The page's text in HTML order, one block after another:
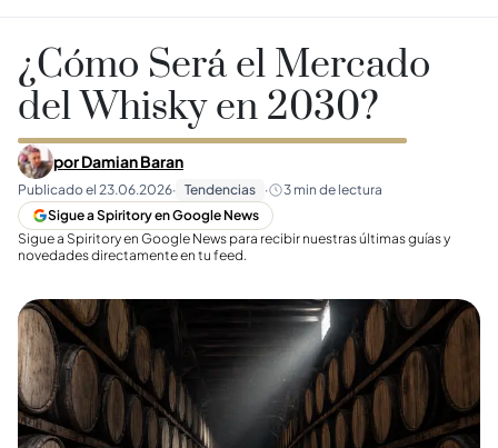
¿Cómo Será el Mercado
del Whisky en 2030?
porDamian Baran
Publicado el 23.06.2026· Tendencias · 3 min de lectura
Sigue a Spiritory en Google News
Sigue a Spiritory en Google News para recibir nuestras últimas guías y
novedades directamente en tu feed.